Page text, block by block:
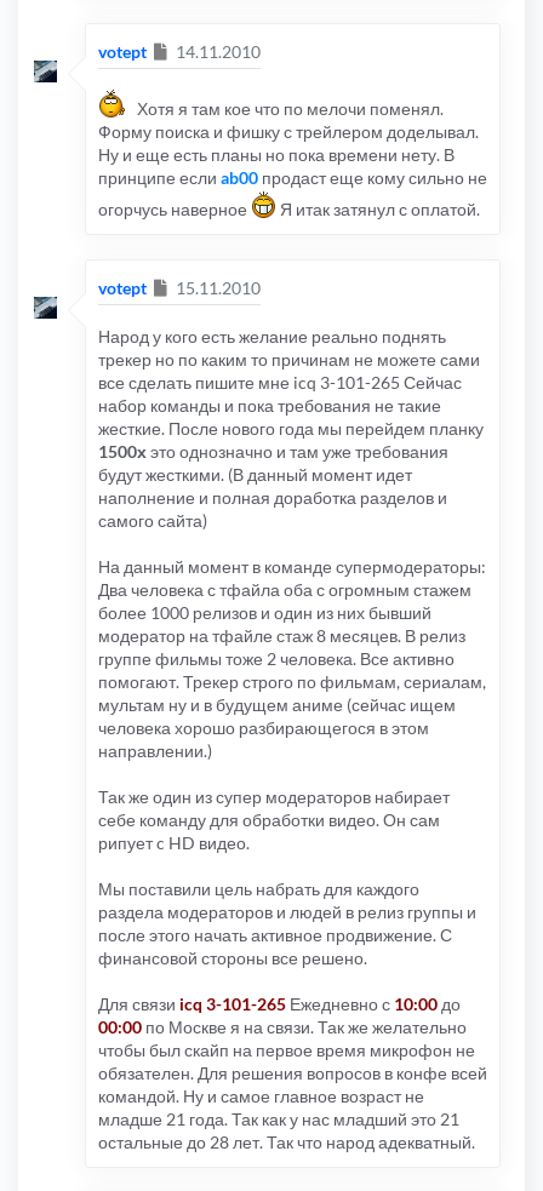
votept Сообщение
14.11.2010
Хотя я там кое что по мелочи поменял.
Форму поиска и фишку с трейлером доделывал.
Ну и еще есть планы но пока времени нету. В
принципе если ab00 продаст еще кому сильно не
огорчусь наверное
Я итак затянул с оплатой.
votept Сообщение
15.11.2010
Народ у кого есть желание реально поднять
трекер но по каким то причинам не можете сами
все сделать пишите мне icq 3-101-265 Сейчас
набор команды и пока требования не такие
жесткие. После нового года мы перейдем планку
1500хэто однозначно и там уже требования
будут жесткими. (В данный момент идет
наполнение и полная доработка разделов и
самого сайта)
На данный момент в команде супермодераторы:
Два человека с тфайла оба с огромным стажем
более 1000 релизов и один из них бывший
модератор на тфайле стаж 8 месяцев. В релиз
группе фильмы тоже 2 человека. Все активно
помогают. Трекер строго по фильмам, сериалам,
мультам ну и в будущем аниме (сейчас ищем
человека хорошо разбирающегося в этом
направлении.)
Так же один из супер модераторов набирает
себе команду для обработки видео. Он сам
рипует c HD видео.
Мы поставили цель набрать для каждого
раздела модераторов и людей в релиз группы и
после этого начать активное продвижение. С
финансовой стороны все решено.
Для связи icq 3-101-265 Ежедневно с 10:00 до
00:00 по Москве я на связи. Так же желательно
чтобы был скайп на первое время микрофон не
обязателен. Для решения вопросов в конфе всей
командой. Ну и самое главное возраст не
младше 21 года. Так как у нас младший это 21
остальные до 28 лет. Так что народ адекватный.